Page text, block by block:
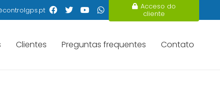
Acceso do
cliente
Clientes Preguntas frequentes Contato